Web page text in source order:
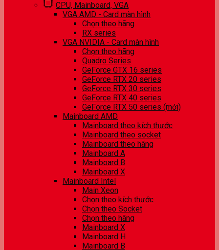
CPU, Mainboard, VGA
VGA AMD - Card màn hình
Chọn theo hãng
RX series
VGA NVIDIA - Card màn hình
Chọn theo hãng
Quadro Series
GeForce GTX 16 series
GeForce RTX 20 series
GeForce RTX 30 series
GeForce RTX 40 series
GeForce RTX 50 series (mới)
Mainboard AMD
Mainboard theo kích thước
Mainboard theo socket
Mainboard theo hãng
Mainboard A
Mainboard B
Mainboard X
Mainboard Intel
Main Xeon
Chọn theo kích thước
Chọn theo Socket
Chọn theo hãng
Mainboard X
Mainboard H
Mainboard B